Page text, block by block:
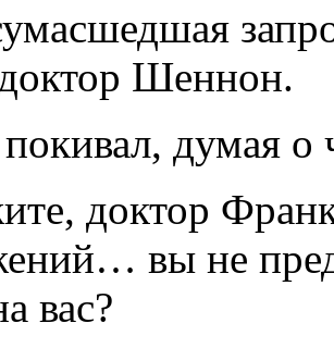
доктор Шеннон.
думая о
доктор
вы не
вас?